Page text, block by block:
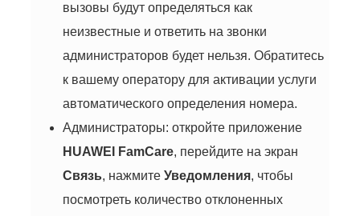
вызовы будут определяться как
неизвестные и ответить на звонки
администраторов будет нельзя. Обратитесь
к вашему оператору для активации услуги
автоматического определения номера.
Администраторы: откройте приложение
HUAWEI FamCare, перейдите на экран
Связь, нажмитеУведомления, чтобы
посмотреть количество отклоненных